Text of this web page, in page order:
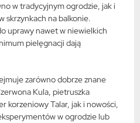
w tradycyjnym ogrodzie, jak i
skrzynkach na balkonie.
uprawy nawet w niewielkich
pielęgnacji dają
zarówno dobrze znane
Kula, pietruszka
korzeniowy Talar, jak i nowości,
w ogrodzie lub